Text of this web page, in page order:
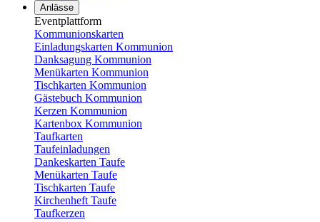
Anlässe
Eventplattform
Kommunionskarten
Einladungskarten Kommunion
Danksagung Kommunion
Menükarten Kommunion
Tischkarten Kommunion
Gästebuch Kommunion
Kerzen Kommunion
Kartenbox Kommunion
Taufkarten
Taufeinladungen
Dankeskarten Taufe
Menükarten Taufe
Tischkarten Taufe
Kirchenheft Taufe
Taufkerzen